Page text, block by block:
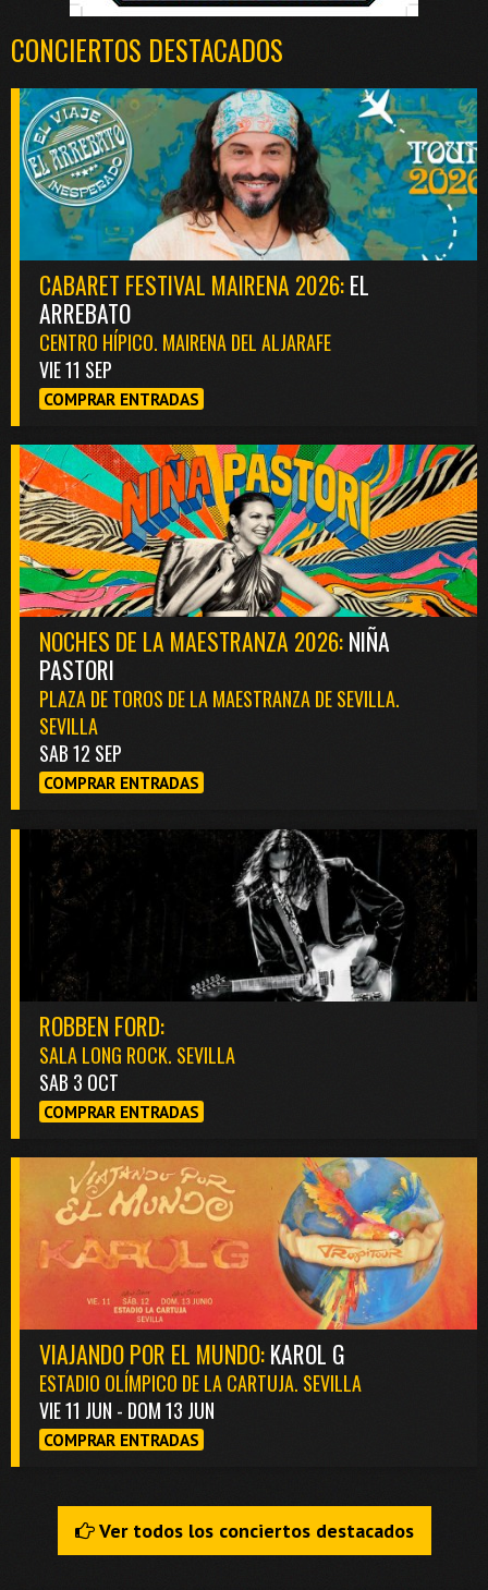
CONCIERTOS DESTACADOS
CABARET FESTIVAL MAIRENA 2026:EL
ARREBATO
CENTRO HÍPICO. MAIRENA DEL ALJARAFE
VIE 11 SEP
COMPRAR ENTRADAS
NOCHES DE LA MAESTRANZA 2026:NIÑA
PASTORI
PLAZA DE TOROS DE LA MAESTRANZA DE SEVILLA.
SEVILLA
SAB 12 SEP
COMPRAR ENTRADAS
ROBBEN FORD:
SALA LONG ROCK. SEVILLA
SAB 3 OCT
COMPRAR ENTRADAS
VIAJANDO POR EL MUNDO:KAROL G
ESTADIO OLÍMPICO DE LA CARTUJA. SEVILLA
VIE 11 JUN - DOM 13 JUN
COMPRAR ENTRADAS
Ver todos los conciertos destacados